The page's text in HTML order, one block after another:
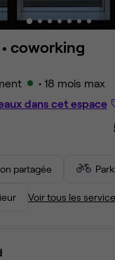
coworking
• 18 mois max
dans cet espace
partagée
Voir tous les